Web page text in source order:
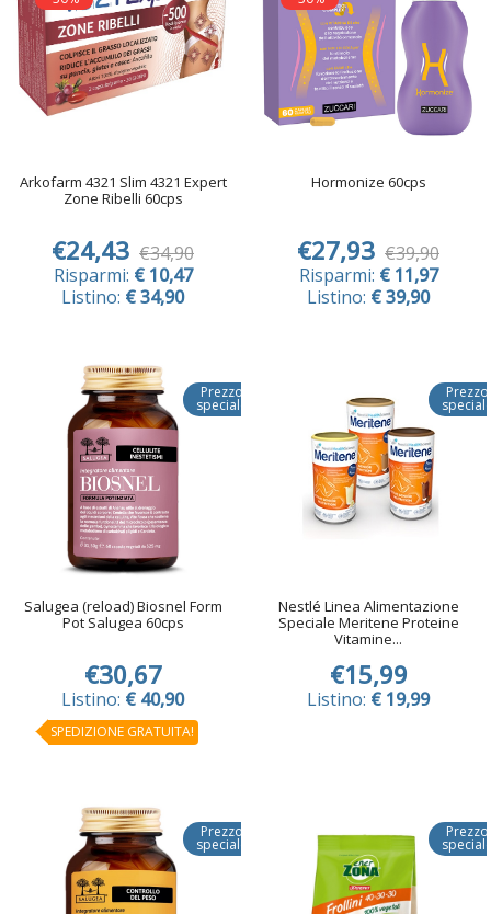
Arkofarm 4321 Slim 4321 Expert
Zone Ribelli 60cps
€24,43 €34,90
Risparmi: € 10,47
Listino: € 34,90
Hormonize 60cps
€27,93 €39,90
Risparmi: € 11,97
Listino: € 39,90
Prezzo
speciale
Salugea (reload) Biosnel Form
Pot Salugea 60cps
€30,67
Listino: € 40,90
SPEDIZIONE GRATUITA!
Prezzo
Nestlé Linea Alimentazione
Speciale Meritene Proteine
Vitamine...
€15,99
Listino: € 19,99
Prezzo
speciale
Prezzo